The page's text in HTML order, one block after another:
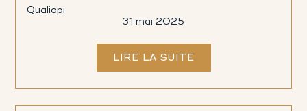
Qualiopi
31 mai 2025
LIRE LA SUITE